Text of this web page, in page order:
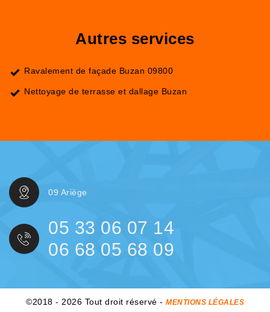
Autres services
Ravalement de façade Buzan 09800
Nettoyage de terrasse et dallage Buzan
09 Ariège
05 33 06 07 14
06 68 05 68 09
©2018 - 2026 Tout droit réservé - MENTIONS LÉGALES